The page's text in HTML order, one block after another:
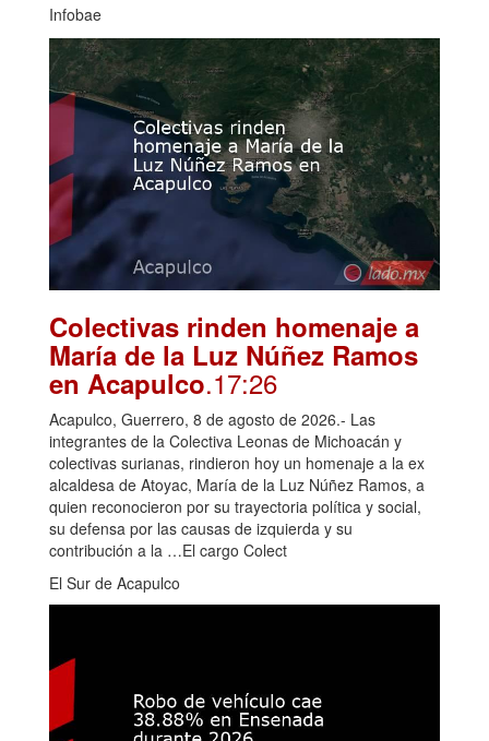
Infobae
Colectivas rinden homenaje a
María de la Luz Núñez Ramos
en Acapulco.17:26
Acapulco, Guerrero, 8 de agosto de 2026.- Las
integrantes de la Colectiva Leonas de Michoacán y
colectivas surianas, rindieron hoy un homenaje a la ex
alcaldesa de Atoyac, María de la Luz Núñez Ramos, a
quien reconocieron por su trayectoria política y social,
su defensa por las causas de izquierda y su
contribución a la …El cargo Colect
El Sur de Acapulco